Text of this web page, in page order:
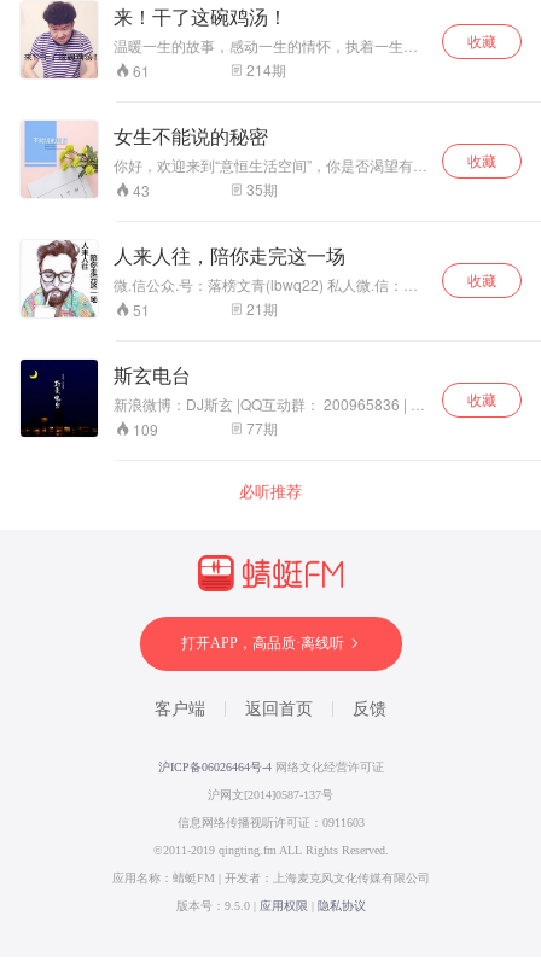
来！干了这碗鸡汤！
温暖一生的故事，感动一生的情怀，执着一生的
信念！每当夜幕降临，因为或主观或客观的原因
暂时无法实现自己的梦想而在床上辗转反侧的时
诉自己：天空飘过五个字，这都不是事儿！来，
干了这碗鸡汤！让我们咬紧牙关继续奋斗！
61 214期
收藏
女生不能说的秘密
你好，欢迎来到“意恒生活空间”，你是否渴望有那
么一个人，可以和他分享你的秘密，他不仅能做
个很好的倾听者，更能给你一些中肯的建议，我
间”就可以了，向我倾诉或寻求帮助请加
djmeanings
43 35期
收藏
人来人往，陪你走完这一场
微.信公众.号：落榜文青(lbwq22) 私人微.信：
lbwq20 人来人往，陪你走完这一场
51 21期
收藏
斯玄电台
新浪微博：DJ斯玄 |QQ互动群： 200965836 | 微
信订阅号：sixuanfm
109 77期
收藏
必听推荐
打开APP，高品质·离线听
客户端 返回首页 反馈
沪ICP备06026464号-4 网络文化经营许可证
沪网文[2014]0587-137号
信息网络传播视听许可证：0911603
©2011-2019 qingting.fm ALL Rights Reserved.
应用名称：蜻蜓FM | 开发者：上海麦克风文化传媒有限公司
版本号：9.5.0 | 应用权限 | 隐私协议